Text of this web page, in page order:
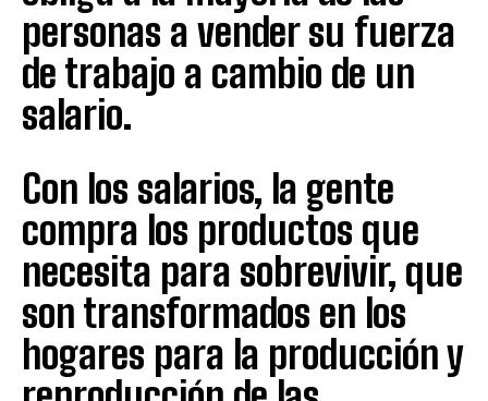
personas a vender su fuerza
de trabajo a cambio de un
salario.
Con los salarios, la gente
compra los productos que
necesita para sobrevivir, que
son transformados en los
hogares para la producción y